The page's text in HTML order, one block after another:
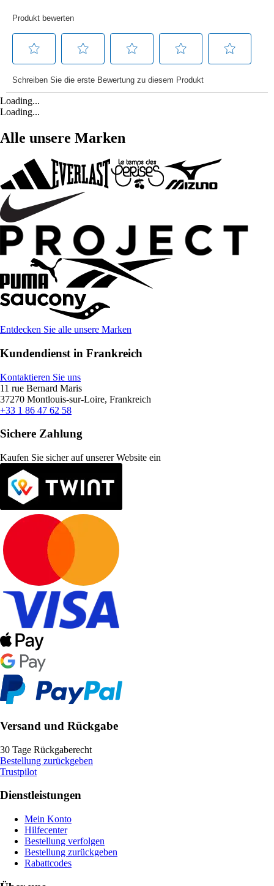
Loading...
Loading...
Alle unsere Marken
Entdecken Sie alle unsere Marken
Kundendienst in Frankreich
Kontaktieren Sie uns
11 rue Bernard Maris
37270 Montlouis-sur-Loire, Frankreich
+33 1 86 47 62 58
Sichere Zahlung
Kaufen Sie sicher auf unserer Website ein
Versand und Rückgabe
30 Tage Rückgaberecht
Bestellung zurückgeben
Trustpilot
Dienstleistungen
Mein Konto
Hilfecenter
Bestellung verfolgen
Bestellung zurückgeben
Rabattcodes